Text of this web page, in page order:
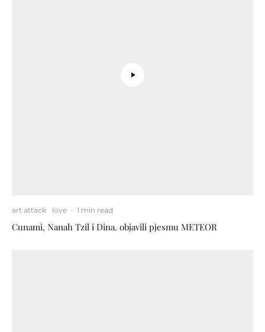
art attack love · 1 min read
Cunami, Nanah Tzil i Dina. objavili pjesmu METEOR